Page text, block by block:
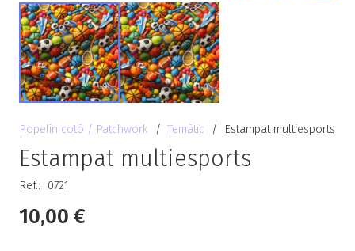
Popelín cotó / Patchwork / Temàtic / Estampat multiesports
Estampat multiesports
Ref.: 0721
10,00 €